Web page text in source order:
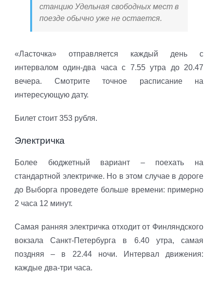
станцию Удельная свободных мест в
поезде обычно уже не остается.
«Ласточка» отправляется каждый день с
интервалом один-два часа с 7.55 утра до 20.47
вечера. Смотрите точное расписание на
интересующую дату.
Билет стоит 353 рубля.
Электричка
Более бюджетный вариант – поехать на
стандартной электричке. Но в этом случае в дороге
до Выборга проведете больше времени: примерно
2 часа 12 минут.
Самая ранняя электричка отходит от Финляндского
вокзала Санкт-Петербурга в 6.40 утра, самая
поздняя – в 22.44 ночи. Интервал движения:
каждые два-три часа.